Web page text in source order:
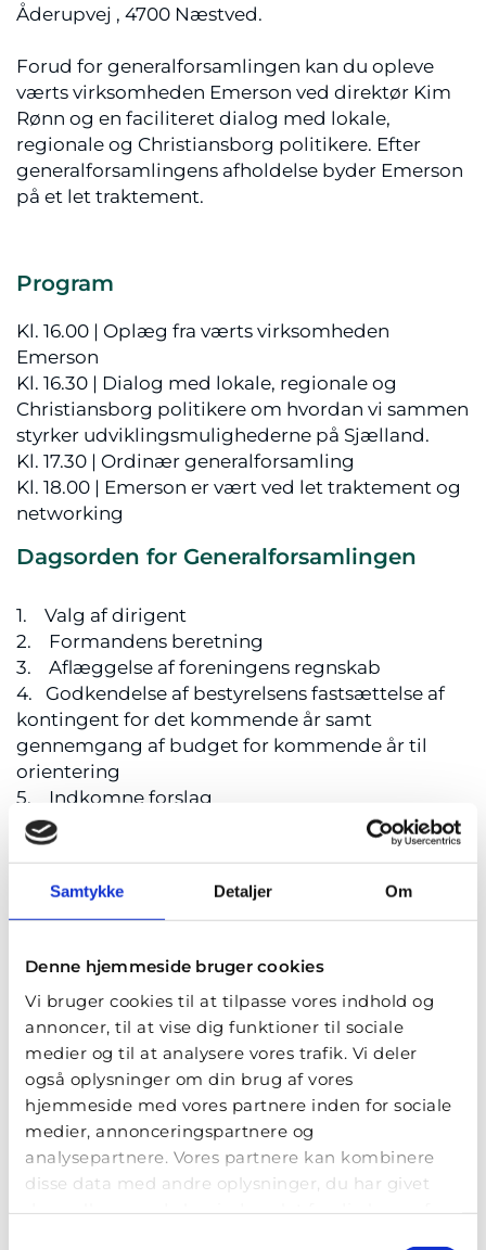
Samtykke Detaljer Om
Denne hjemmeside bruger cookies
Vi bruger cookies til at tilpasse vores indhold og
annoncer, til at vise dig funktioner til sociale
medier og til at analysere vores trafik. Vi deler
også oplysninger om din brug af vores
hjemmeside med vores partnere inden for sociale
medier, annonceringspartnere og
analysepartnere. Vores partnere kan kombinere
disse data med andre oplysninger, du har givet
dem, eller som de har indsamlet fra din brug af
Åderupvej , 4700 Næstved.
Forud for generalforsamlingen kan du opleve
værts virksomheden Emerson ved direktør Kim
Rønn og en faciliteret dialog med lokale,
regionale og Christiansborg politikere. Efter
generalforsamlingens afholdelse byder Emerson
på et let traktement.
Program
Kl. 16.00 | Oplæg fra værts virksomheden
Emerson
Kl. 16.30 | Dialog med lokale, regionale og
Christiansborg politikere om hvordan vi sammen
styrker udviklingsmulighederne på Sjælland.
Kl. 17.30 | Ordinær generalforsamling
Kl. 18.00 | Emerson er vært ved let traktement og
networking
Dagsorden for Generalforsamlingen
1. Valg af dirigent
2. Formandens beretning
3. Aflæggelse af foreningens regnskab
4. Godkendelse af bestyrelsens fastsættelse af
kontingent for det kommende år samt
gennemgang af budget for kommende år til
orientering
5. Indkomne forslag
6. Valg af bestyrelsesmedlemmer i henhold til §
8. Valg af revisor
9. Eventuelt
Foreningensbestyrelse og vedtægter
Tilmelding og praktiske oplysninger
Dato: 9. juni 2026
Tid: 16.00 - 19.00
Sted: Emerson, Åderupvej 41, 4700 Næstved
Tilmelding foretages senest den 8. juni på mail til